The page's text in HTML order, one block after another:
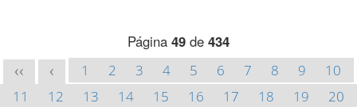
Página 49 de 434
<< < 1 2 3 4 5 6 7 8 9
10
11
12 13 14 15 16 17 18 19
20